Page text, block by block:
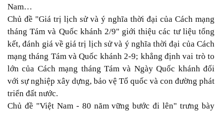
Nam…
Chủ đề "Giá trị lịch sử và ý nghĩa thời đại của Cách mạng
tháng Tám và Quốc khánh 2/9" giới thiệu các tư liệu tổng
kết, đánh giá về giá trị lịch sử và ý nghĩa thời đại của Cách
mạng tháng Tám và Quốc khánh 2-9; khẳng định vai trò to
lớn của Cách mạng tháng Tám và Ngày Quốc khánh đối
với sự nghiệp xây dựng, bảo vệ Tổ quốc và con đường phát
triển đất nước.
Chủ đề "Việt Nam - 80 năm vững bước đi lên" trưng bày